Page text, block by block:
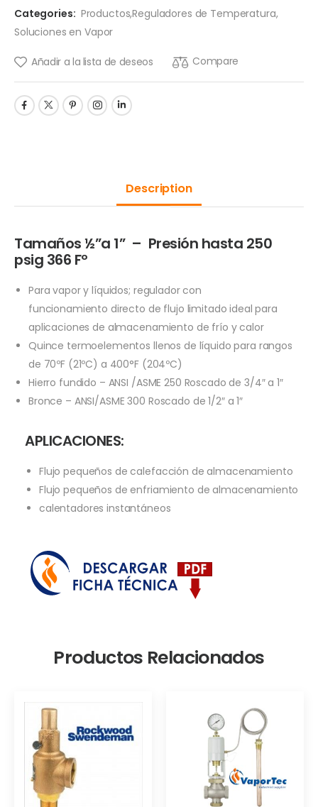
Categories: Productos,Reguladores de Temperatura,
Soluciones en Vapor
Añadir a la lista de deseos Compare
Description
Tamaños ½”a 1” – Presión hasta 250
psig 366 Fº
Para vapor y líquidos; regulador con
funcionamiento directo de flujo limitado ideal para
aplicaciones de almacenamiento de frío y calor
Quince termoelementos llenos de líquido para rangos
de 70ºF (21ºC) a 400°F (204ºC)
Hierro fundido – ANSI /ASME 250 Roscado de 3/4″ a 1″
Bronce – ANSI/ASME 300 Roscado de 1/2″ a 1″
APLICACIONES:
Flujo pequeños de calefacción de almacenamiento
Flujo pequeños de enfriamiento de almacenamiento
calentadores instantáneos
Productos Relacionados